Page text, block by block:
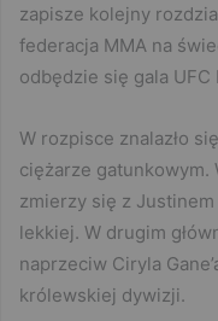
zapisze kolejny
federacja MMA na
odbędzie się gala UFC
W rozpisce znalazło
ciężarze gatunkowym.
zmierzy się z
lekkiej. W drugim
naprzeciw Ciryla
królewskiej dywizji.